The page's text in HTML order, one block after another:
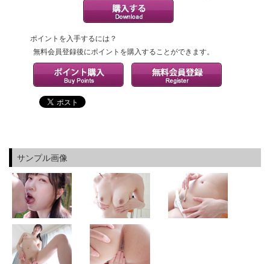
ポイントを入手するには？
無料会員登録後にポイントを購入することができます。
サンプル画像